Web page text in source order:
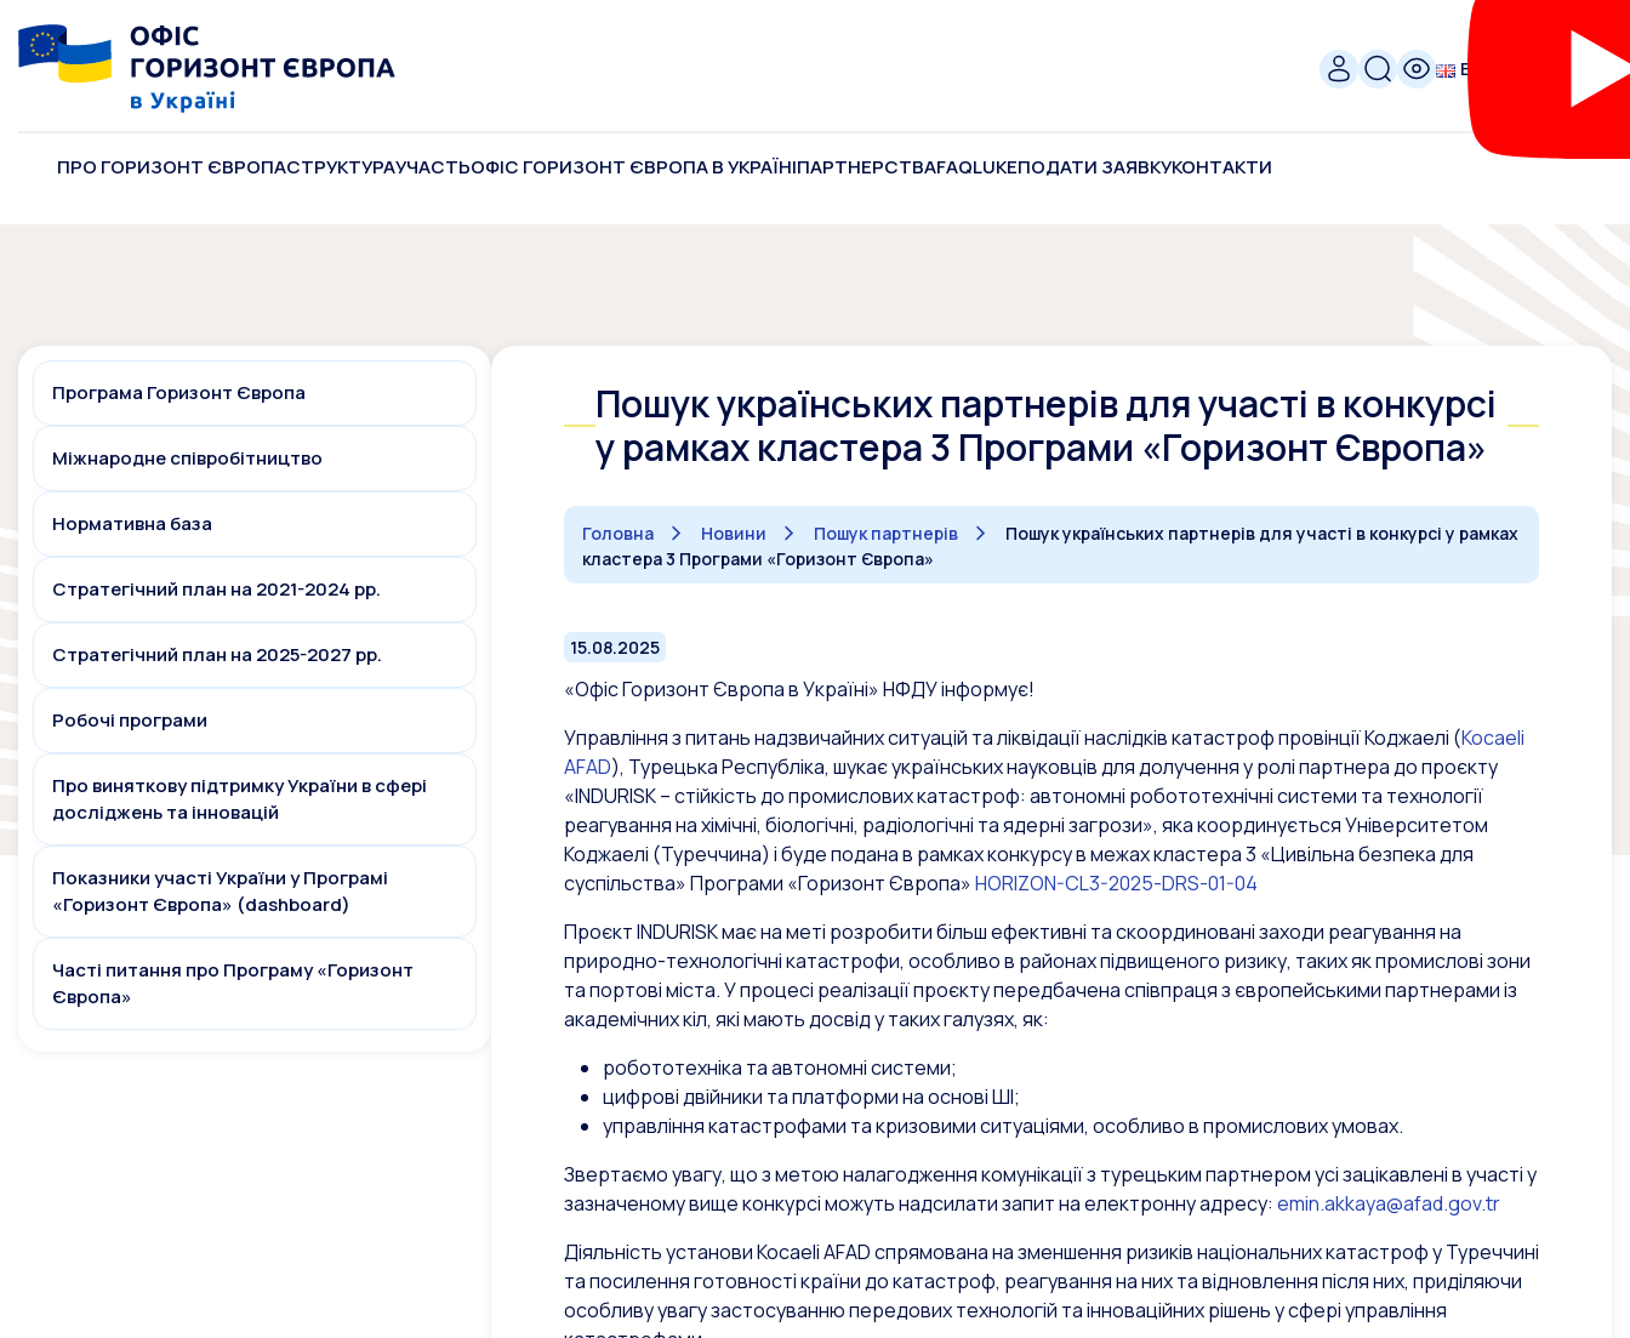
ENG
ПРО ГОРИЗОНТ ЄВРОПАСТРУКТУРАУЧАСТЬОФІС ГОРИЗОНТ ЄВРОПА В УКРАЇНІПАРТНЕРСТВАFAQLUKEПОДАТИ ЗАЯВКУКОНТАКТИ
Програма Горизонт Європа
Міжнародне співробітництво
Нормативна база
Стратегічний план на 2021-2024 рр.
Стратегічний план на 2025-2027 рр.
Робочі програми
Про виняткову підтримку України в сфері
досліджень та інновацій
Показники участі України у Програмі
«Горизонт Європа» (dashboard)
Часті питання про Програму «Горизонт
Європа»
Пошук українських партнерів для участі в конкурсі
у рамках кластера 3 Програми «Горизонт Європа»
Головна Новини Пошук партнерів
Пошук українських партнерів для участі в конкурсі у рамках
кластера 3 Програми «Горизонт Європа»
15.08.2025
«Офіс Горизонт Європа в Україні» НФДУ інформує!
Управління з питань надзвичайних ситуацій та ліквідації наслідків катастроф провінції Коджаелі (Kocaeli
AFAD), Турецька Республіка, шукає українських науковців для долучення у ролі партнера до проєкту
«INDURISK – стійкість до промислових катастроф: автономні робототехнічні системи та технології
реагування на хімічні, біологічні, радіологічні та ядерні загрози», яка координується Університетом
Коджаелі (Туреччина) і буде подана в рамках конкурсу в межах кластера 3 «Цивільна безпека для
суспільства» Програми «Горизонт Європа»HORIZON-CL3-2025-DRS-01-04
Проєкт INDURISK має на меті розробити більш ефективні та скоординовані заходи реагування на
природно-технологічні катастрофи, особливо в районах підвищеного ризику, таких як промислові зони
та портові міста. У процесі реалізації проєкту передбачена співпраця з європейськими партнерами із
академічних кіл, які мають досвід у таких галузях, як:
робототехніка та автономні системи;
цифрові двійники та платформи на основі ШІ;
управління катастрофами та кризовими ситуаціями, особливо в промислових умовах.
Звертаємо увагу, що з метою налагодження комунікації з турецьким партнером усі зацікавлені в участі у
зазначеному вище конкурсі можуть надсилати запит на електронну адресу: emin.akkaya@afad.gov.tr
Діяльність установи Kocaeli AFAD спрямована на зменшення ризиків національних катастроф у Туреччині
та посилення готовності країни до катастроф, реагування на них та відновлення після них, приділяючи
особливу увагу застосуванню передових технологій та інноваційних рішень у сфері управління